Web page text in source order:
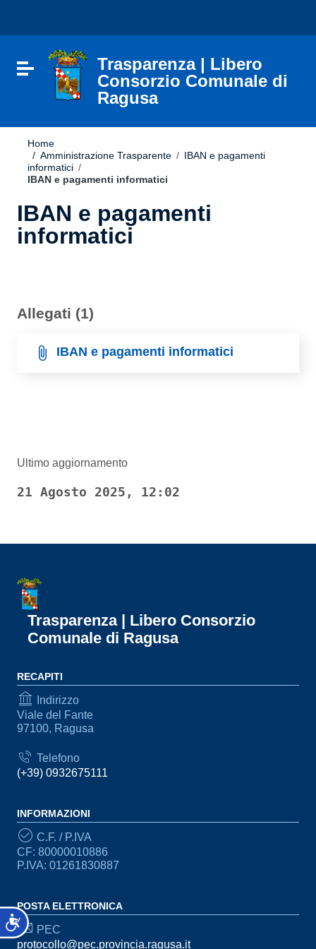
sito
include
Accessibilità
Vai al footer
Attiva / disattiva la navigazione
Trasparenza | Libero
Consorzio Comunale di
Ragusa
Home
/ Amministrazione Trasparente / IBAN e pagamenti
informatici /
IBAN e pagamenti informatici
IBAN e pagamenti
informatici
Allegati (1)
IBAN e pagamenti informatici
Ultimo aggiornamento
21 Agosto 2025, 12:02
Trasparenza | Libero Consorzio
Comunale di Ragusa
RECAPITI
Indirizzo
Viale del Fante
97100, Ragusa
Telefono
(+39) 0932675111
INFORMAZIONI
C.F. / P.IVA
CF: 80000010886
P.IVA: 01261830887
POSTA ELETTRONICA
PEC
protocollo@pec.provincia.ragusa.it